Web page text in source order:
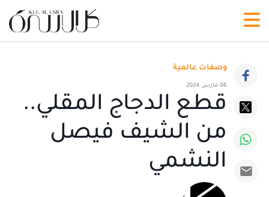
وصفات عالمية
06 مارس 2024
قطع الدجاج المقلي..
من الشيف فيصل
النشمي